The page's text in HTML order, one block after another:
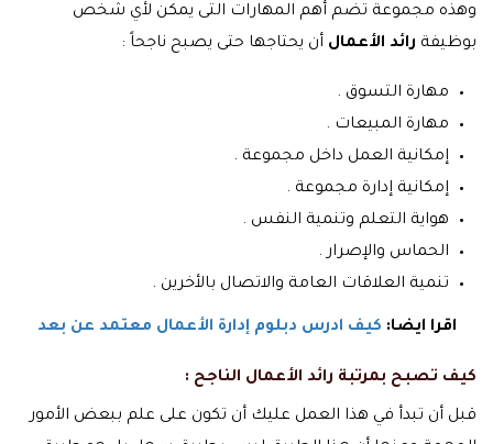
وهذه مجموعة تضم أهم المهارات التى يمكن لأي شخص
بوظيفة رائد الأعمال أن يحتاجها حتى يصبح ناجحاً :
مهارة التسوق .
مهارة المبيعات .
إمكانية العمل داخل مجموعة .
إمكانية إدارة مجموعة .
هواية التعلم وتنمية النفس .
الحماس والإصرار .
تنمية العلاقات العامة والاتصال بالأخرين .
اقرا ايضا: كيف ادرس دبلوم إدارة الأعمال معتمد عن بعد
كيف تصبح بمرتبة رائد الأعمال الناجح :
قبل أن تبدأ في هذا العمل عليك أن تكون على علم ببعض الأمور